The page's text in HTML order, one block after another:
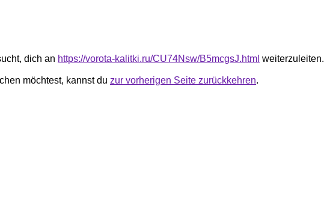
dich an https://vorota-kalitki.ru/CU74Nsw/B5mcgsJ.html weiterzuleiten.
möchtest, kannst du zur vorherigen Seite zurückkehren.